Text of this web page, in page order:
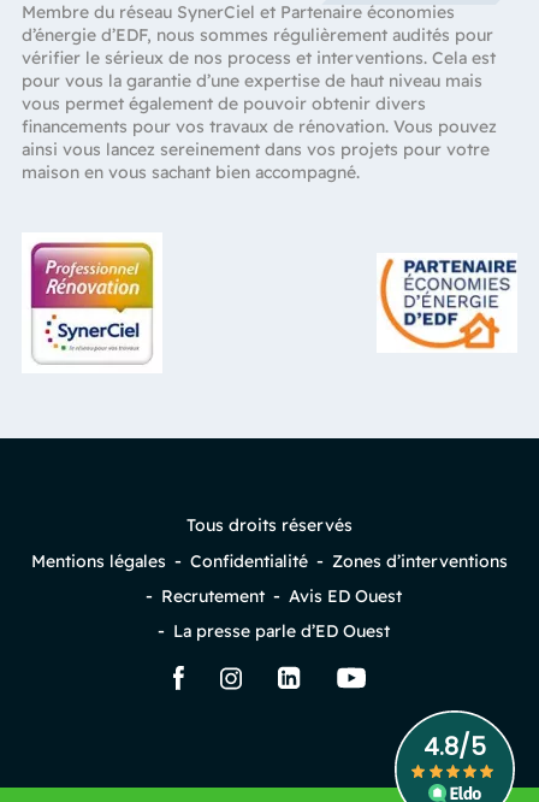
Membre du réseau SynerCiel et Partenaire économies
d’énergie d’EDF, nous sommes régulièrement audités pour
vérifier le sérieux de nos process et interventions. Cela est
pour vous la garantie d’une expertise de haut niveau mais
vous permet également de pouvoir obtenir divers
financements pour vos travaux de rénovation. Vous pouvez
ainsi vous lancez sereinement dans vos projets pour votre
maison en vous sachant bien accompagné.
Tous droits réservés
Mentions légales
Confidentialité
Zones d’interventions
Recrutement
Avis ED Ouest
La presse parle d’ED Ouest